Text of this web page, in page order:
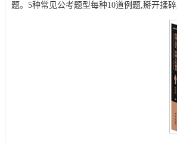
题。5种常见公考题型每种10道例题,掰开揉